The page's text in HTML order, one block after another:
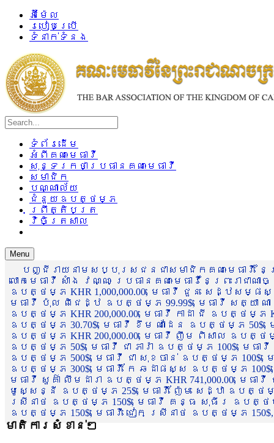
អ៊ីម៉ែល
របៀបប្រើ
ទំនាក់ទំនង
ទំព័រដើម
អំពីគណៈមេធាវី
សុន្ទរកថាប្រធានគណៈមេធាវី
សមាជិក
បណ្ណាល័យ
ជំនួយឧបត្ថម្ភ
ព្រឹត្តិបត្រ
វិចិត្រសាល
Menu
បញ្ជីរាយនាមសប្បុរសជនជាសមាជិកគណៈមេធាវី
លោកមេធាវី សាំង វណ្ណៈ ប្រធានគណៈមេធាវីនៃព្រះរា
ឧបត្ថម្ភ KHR 1,000,000.00, មេធាវី ជួន សេដ្ឋស
មេធាវី ប៉ុល ពិជេដ្ឋ ឧបត្ថម្ភ 99.99$, មេធាវី សត្យា ណ
ឧបត្ថម្ភ KHR 200,000.00, មេធាវី កាដា ជី ឧបត្ថម្ភ
ឧបត្ថម្ភ 30.70$, មេធាវី ខឹម ណាដែន ឧបត្ថម្ភ 50$,
ឧបត្ថម្ភ KHR 200,000.00, មេធាវី ញឹម ពិសាល ឧបត្ថ
ឧបត្ថម្ភ 50$, មេធាវី ជា ភារ៉ា ឧបត្ថម្ភ 100$, មេ
ឧបត្ថម្ភ 500$, មេធាវី ជា សុខចាន់ ឧបត្ថម្ភ
ឧបត្ថម្ភ 300$, មេធាវី កែ ឆដាផស្ស ឧបត្ថម្ភ
មេធាវី សួគ៌ា លឹមដារា ឧបត្ថម្ភ KHR 741,000.00, មេ
មូសេ្សន្នី ឧបត្ថម្ភ 25$, មេធាវី ញ៉ែម សេដ្ឋា ឧបត្ថ
ស្រីនាថ ឧបត្ថម្ភ 150$, មេធាវី គន្ធ សុធីរ ឧបត្ថម្ភ
ឧបត្ថម្ភ 150$, មេធាវី ជៀក ស្រីនាថ ឧបត្ថម្ភ 150$,
មាតិការសំខាន់ៗ